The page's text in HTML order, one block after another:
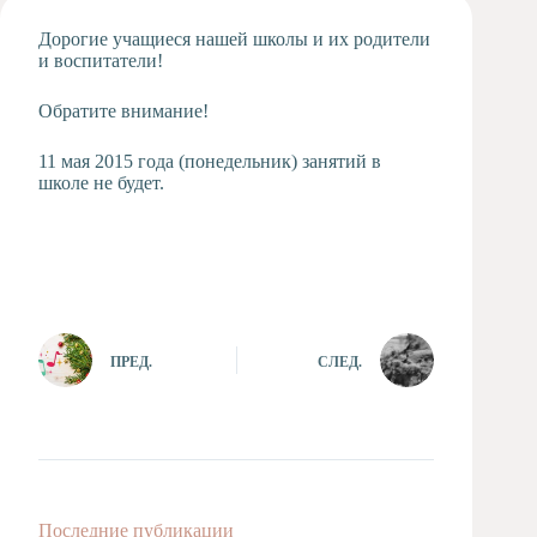
студия
отделение
Служба
Тьюторская
Дорогие учащиеся нашей школы и их родители
и воспитатели!
Обратите внимание!
11 мая 2015 года (понедельник) занятий в
школе не будет.
ПРЕД. СЛЕД.
Последние публикации